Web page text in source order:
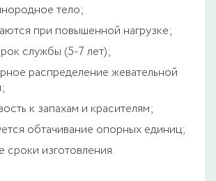
тело;
при повышенной нагрузке;
службы (5-7 лет);
распределение жевательной
к запахам и красителям;
обтачивание опорных единиц;
сроки изготовления.